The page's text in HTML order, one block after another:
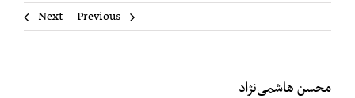
Previous
Next
محسن هاشمی‌نژاد